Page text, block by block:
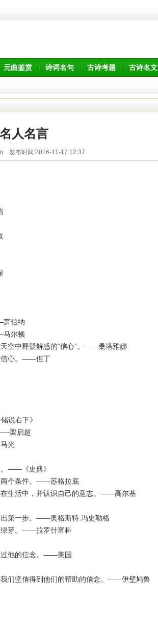
元曲鉴赏 诗词名句 古诗考题 古诗名文
人名言
发布时间:2016-11-17 12:37
萧伯纳
马尔顿
空中释疑解惑的“信心”。——桑塔雅娜
信心。——但丁
说右下》
梁启超
光
。——《史典》
两个条件。——苏格拉底
生活中，并认识自己的意志。——高尔基
出第一步。——奥格斯特.冯史勒格
绿芽。——拉罗什富科
过他的信念。——美国
们坚信得到他们的帮助的信念。——伊壁鸠鲁